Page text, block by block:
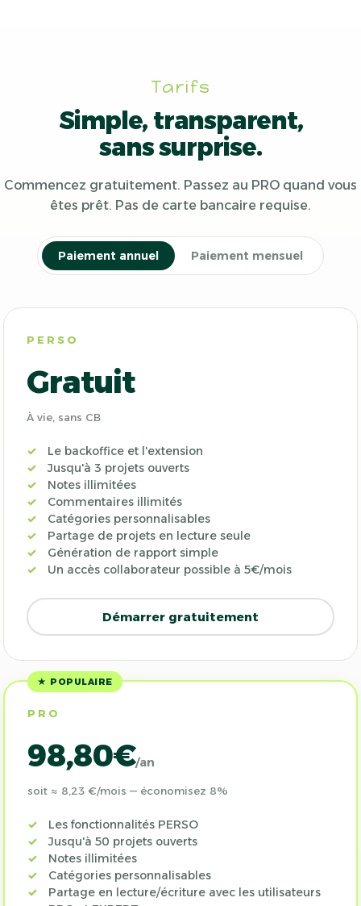
Tarifs
Simple, transparent,
sans surprise.
Commencez gratuitement. Passez au PRO quand vous
êtes prêt. Pas de carte bancaire requise.
Paiement annuel Paiement mensuel
PERSO
Gratuit
À vie, sans CB
Le backoffice et l'extension
Jusqu'à 3 projets ouverts
Notes illimitées
Commentaires illimités
Catégories personnalisables
Partage de projets en lecture seule
Génération de rapport simple
Un accès collaborateur possible à 5€/mois
Démarrer gratuitement
★ POPULAIRE
PRO
98,80€/an
soit ≈ 8,23 €/mois — économisez 8%
Les fonctionnalités PERSO
Jusqu'à 50 projets ouverts
Notes illimitées
Catégories personnalisables
Partage en lecture/écriture avec les utilisateurs